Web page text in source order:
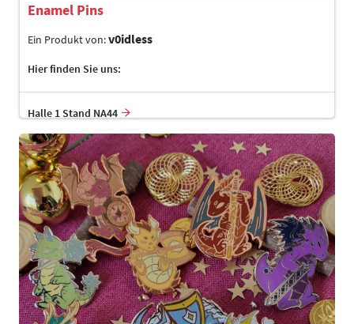
Enamel Pins
Ein Produkt von:v0idless
Hier finden Sie uns:
Halle 1 Stand NA44